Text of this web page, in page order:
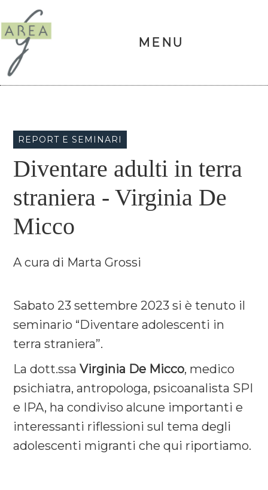
Skip
primary
navigation
Skip
main
Skip
primary
Skip
footer
Area
G
MENU
REPORT E SEMINARI
Diventare adulti in terra
straniera - Virginia De
Micco
A cura di Marta Grossi
Sabato 23 settembre 2023 si è tenuto il
seminario “Diventare adolescenti in
terra straniera”.
La dott.ssaVirginia De Micco, medico
psichiatra, antropologa, psicoanalista SPI
e IPA, ha condiviso alcune importanti e
interessanti riflessioni sul tema degli
adolescenti migranti che qui riportiamo.